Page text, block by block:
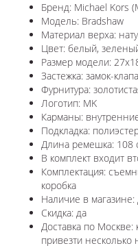
Бренд: Michael Kors
Модель: Bradshaw
Материал верха:
Цвет: белый,
Размер модели:
Застежка: замок-
Фурнитура:
Логотип: MK
Карманы:
Подкладка:
Длина ремешка: 108
В комплект входит
Комплектация:
коробка
Наличие в магазине:
Скидка: да
Доставка по
привезти несколько